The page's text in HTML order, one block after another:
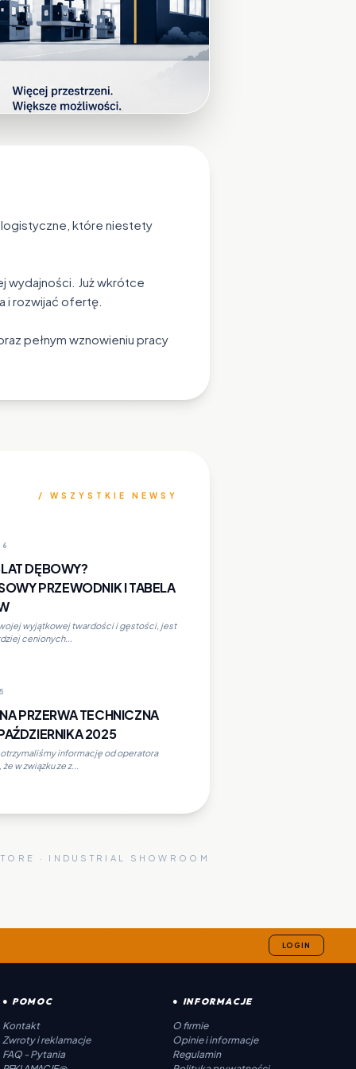
logistyczne, które niestety
wydajności. Już wkrótce
i rozwijać ofertę.
pełnym wznowieniu pracy
/ WSZYSTKIE NEWSY
DĘBOWY?
PRZEWODNIK I TABELA
wyjątkowej twardości i gęstości, jest
cenionych...
PRZERWA TECHNICZNA
2025
informację od operatora
w związku ze z...
· INDUSTRIAL SHOWROOM
LOGIN
● POMOC
Kontakt
Zwroty i reklamacje
FAQ - Pytania
● INFORMACJE
O firmie
Opinie i informacje
Regulamin